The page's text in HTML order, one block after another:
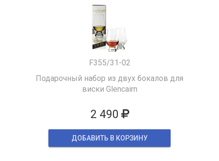
F355/31-02
Подарочный набор из двух бокалов для
виски Glencairn
2 490
ДОБАВИТЬ В КОРЗИНУ